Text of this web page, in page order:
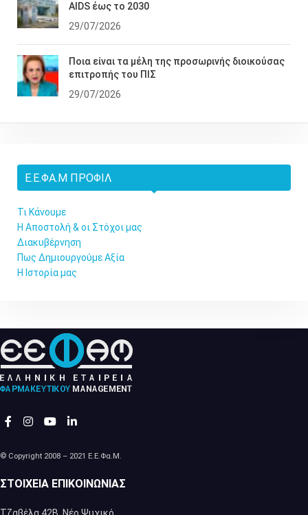
AIDS έως το 2030
29/07/2026
Ποια είναι τα μέλη της προσωρινής διοικούσας
επιτροπής του ΠΙΣ
29/07/2026
Ε.Ε.ΦΑ.Μ ΠΡΟΦΊΛ
Τι Κάνουμε
Η Αποστολή & οι Στόχοι μας
Διακυβέρνηση
Πως Δημιουργούμε Αξία
Η Ιστορία μας
© Copyright 2008 – 2021 Ε.Ε.Φα.Μ.
ΣΤΟΙΧΕΊΑ ΕΠΙΚΟΙΝΩΝΊΑΣ